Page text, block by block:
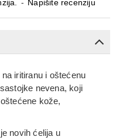
- Napišite recenziju
iritiranu i oštećenu
nevena, koji
kože,
novih ćelija u